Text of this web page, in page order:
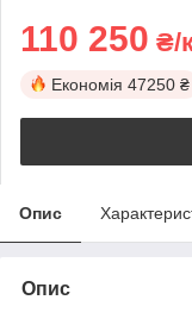
110 250 ₴/
Економія 47250 ₴
Опис
Опис